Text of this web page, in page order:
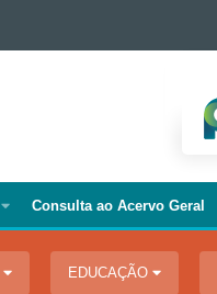
Consulta ao Acervo Geral
EDUCAÇÃO